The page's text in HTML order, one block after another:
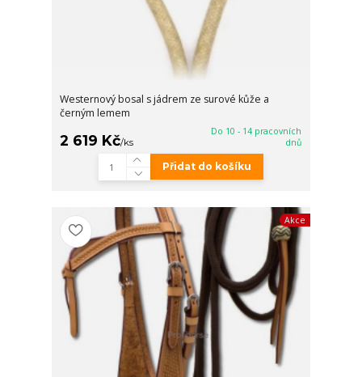
Westernový bosal s jádrem ze surové kůže a
černým lemem
2 619 Kč/ks
Do 10 - 14 pracovních
dnů
Přidat do košíku
Akce